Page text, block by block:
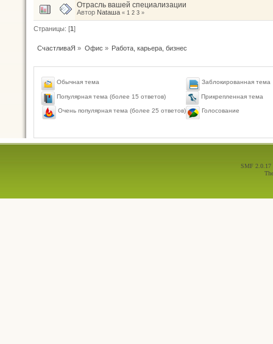
Отрасль вашей специализации
Автор Nataшa « 1 2 3 »
Страницы: [1]
СчастливаЯ » Офис » Работа, карьера, бизнес
Обычная тема
Популярная тема (более 15 ответов)
Очень популярная тема (более 25 ответов)
Заблокированная тема
Прикрепленная тема
Голосование
SMF 2.0.17